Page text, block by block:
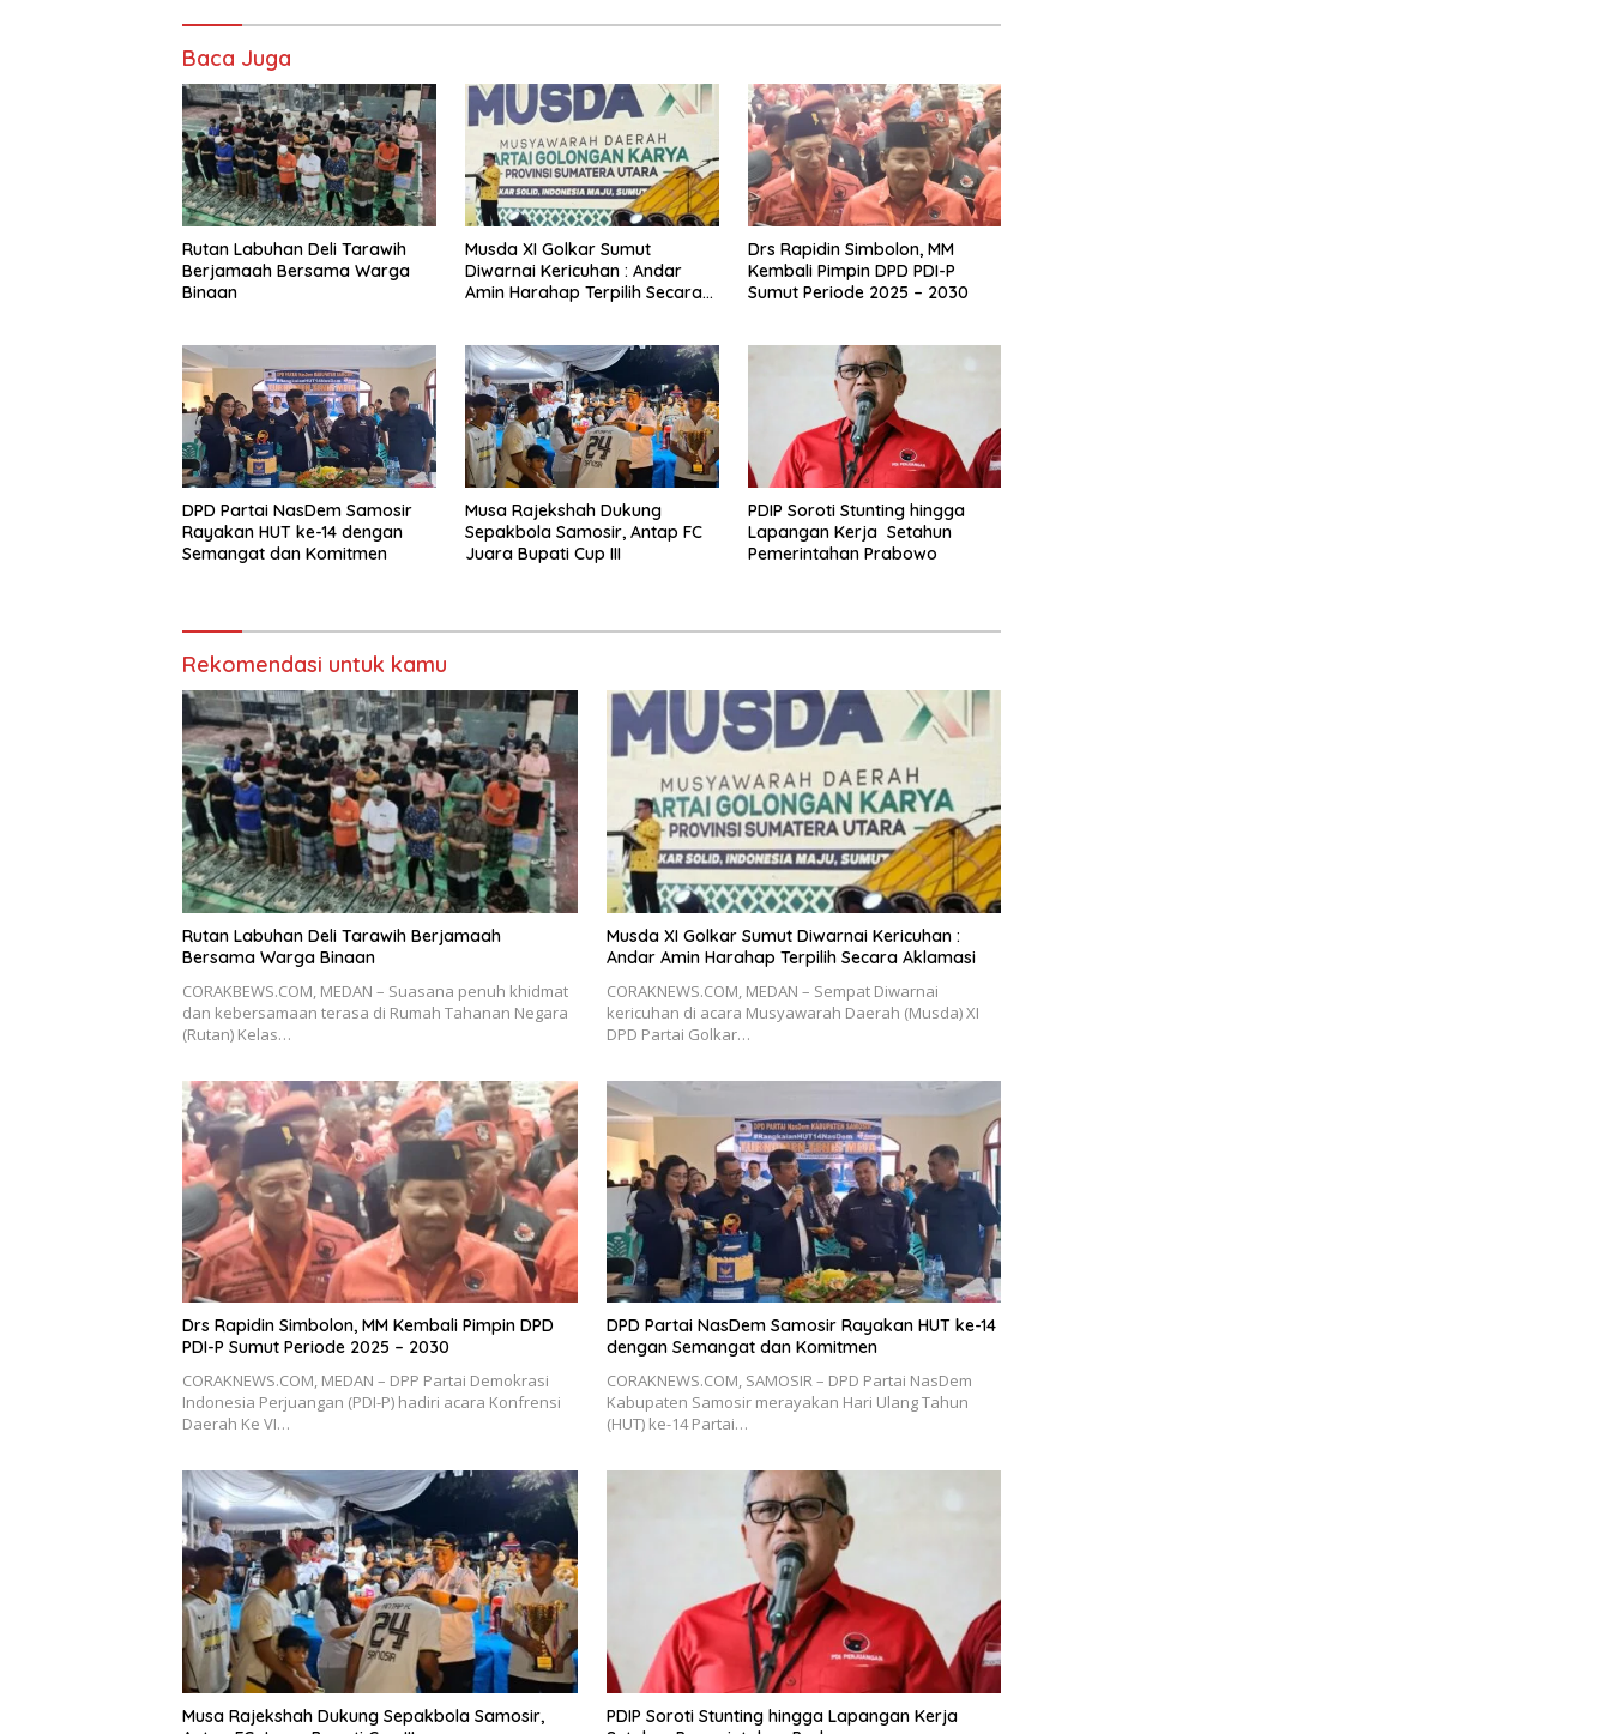
Baca Juga
Rutan Labuhan Deli Tarawih
Berjamaah Bersama Warga
Binaan
Musda XI Golkar Sumut
Diwarnai Kericuhan : Andar
Amin Harahap Terpilih Secara
Drs Rapidin Simbolon, MM
Kembali Pimpin DPD PDI-P
Sumut Periode 2025 – 2030
DPD Partai NasDem Samosir
Rayakan HUT ke-14 dengan
Semangat dan Komitmen
Musa Rajekshah Dukung
Sepakbola Samosir, Antap FC
Juara Bupati Cup III
PDIP Soroti Stunting hingga
Lapangan Kerja Setahun
Pemerintahan Prabowo
Rekomendasi untuk kamu
Rutan Labuhan Deli Tarawih Berjamaah
Bersama Warga Binaan
CORAKBEWS.COM, MEDAN – Suasana penuh khidmat
dan kebersamaan terasa di Rumah Tahanan Negara
(Rutan) Kelas…
Musda XI Golkar Sumut Diwarnai Kericuhan :
Andar Amin Harahap Terpilih Secara Aklamasi
CORAKNEWS.COM, MEDAN – Sempat Diwarnai
kericuhan di acara Musyawarah Daerah (Musda) XI
DPD Partai Golkar…
Drs Rapidin Simbolon, MM Kembali Pimpin DPD
PDI-P Sumut Periode 2025 – 2030
CORAKNEWS.COM, MEDAN – DPP Partai Demokrasi
Indonesia Perjuangan (PDI-P) hadiri acara Konfrensi
Daerah Ke VI…
DPD Partai NasDem Samosir Rayakan HUT ke-14
dengan Semangat dan Komitmen
CORAKNEWS.COM, SAMOSIR – DPD Partai NasDem
Kabupaten Samosir merayakan Hari Ulang Tahun
(HUT) ke-14 Partai…
Musa Rajekshah Dukung Sepakbola Samosir,
PDIP Soroti Stunting hingga Lapangan Kerja